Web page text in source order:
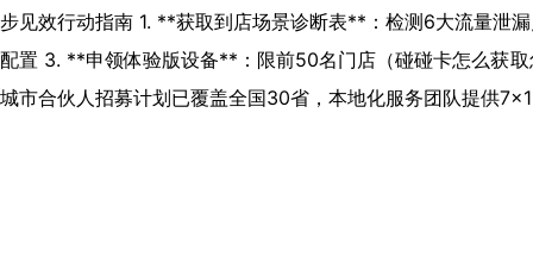
步见效行动指南 1. **获取到店场景诊断表**：检测6大流量泄
配置 3. **申领体验版设备**：限前50名门店（碰碰卡怎么获
城市合伙人招募计划已覆盖全国30省，本地化服务团队提供